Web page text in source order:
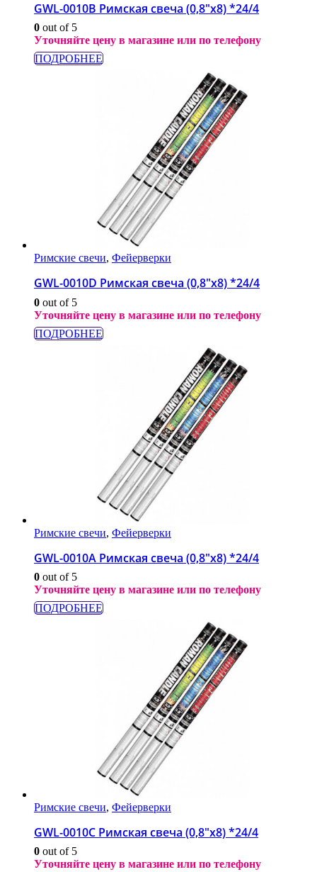
GWL-0010B Римская свеча (0,8″х8) *24/4
0 out of 5
Уточняйте цену в магазине или по телефону
ПОДРОБНЕЕ
Римские свечи, Фейерверки
GWL-0010D Римская свеча (0,8″х8) *24/4
0 out of 5
Уточняйте цену в магазине или по телефону
ПОДРОБНЕЕ
Римские свечи, Фейерверки
GWL-0010А Римская свеча (0,8″х8) *24/4
0 out of 5
Уточняйте цену в магазине или по телефону
ПОДРОБНЕЕ
Римские свечи, Фейерверки
GWL-0010С Римская свеча (0,8″х8) *24/4
0 out of 5
Уточняйте цену в магазине или по телефону